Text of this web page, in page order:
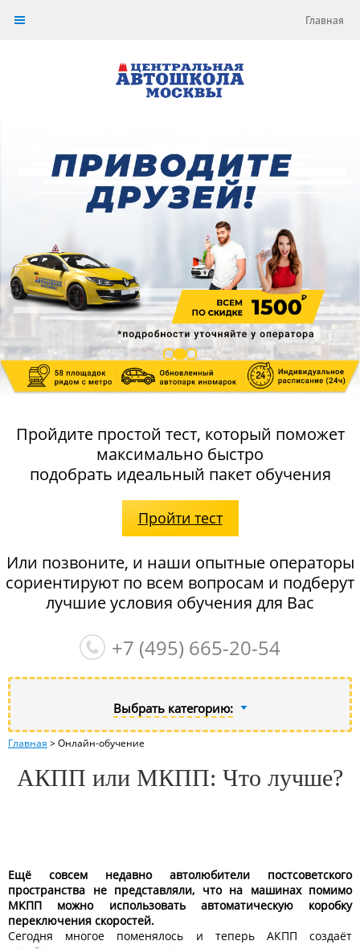
Главная
Пройдите простой тест, который поможет
максимально быстро
подобрать идеальный пакет обучения
Пройти тест
Или позвоните, и наши опытные операторы
сориентируют по всем вопросам и подберут
лучшие условия обучения для Вас
+7 (495) 665-20-54
Выбрать категорию:
Главная >Онлайн-обучение
АКПП или МКПП: Что лучше?
Ещё совсем недавно автолюбители постсоветского
пространства не представляли, что на машинах помимо
МКПП можно использовать автоматическую коробку
переключения скоростей.
Сегодня многое поменялось и теперь АКПП создаёт